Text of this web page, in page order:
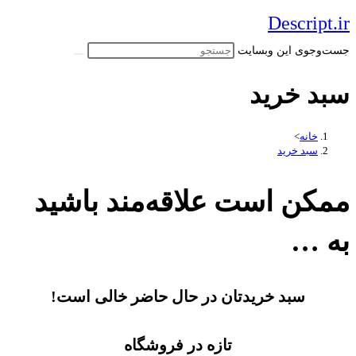
پرش
به
محتوا
Descript.ir
جست‌وجوی این وبسایت
سبد خرید
خانه>
سبد خرید
ممکن است علاقه‌مند باشید
به …
سبد خریدتان در حال حاضر خالی است!
تازه در فروشگاه